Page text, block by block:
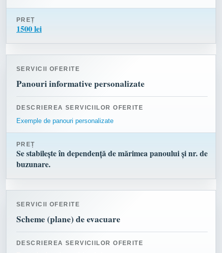
PREȚ
1500 lei
SERVICII OFERITE
Panouri informative personalizate
DESCRIEREA SERVICIILOR OFERITE
Exemple de panouri personalizate
PREȚ
Se stabilește în dependență de mărimea panoului și nr. de
buzunare.
SERVICII OFERITE
Scheme (plane) de evacuare
DESCRIEREA SERVICIILOR OFERITE